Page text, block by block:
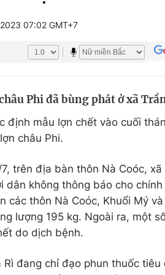
cuộc sống
Giáo dục
Học trực
07:02 GMT+7
Phi đã bùng phát ở xã
định mẫu lợn chết vào cuối
châu Phi.
trên địa bàn thôn Nà Coóc,
dân không thông báo cho
các thôn Nà Coóc, Khuổi Mý
lượng 195 kg. Ngoài ra, một
do dịch bệnh.
Rì đang chỉ đạo phun thuốc